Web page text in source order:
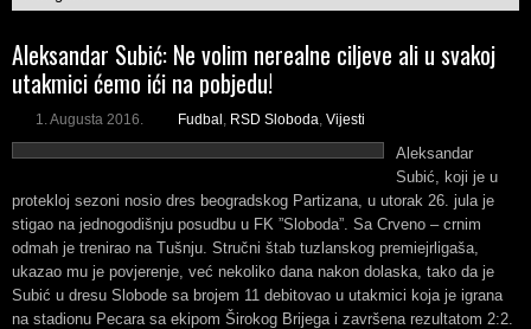
Aleksandar Subić: Ne volim nerealne ciljeve ali u svakoj
utakmici ćemo ići na pobjedu!
1. Augusta 2016. Fudbal , RSD Sloboda, Vijesti
Aleksandar
Subić, koji je u
protekloj sezoni nosio dres beogradskog Partizana, u utorak 26. jula je
stigao na jednogodišnju posudbu u FK ”Sloboda”. Sa Crveno – crnim
odmah je trenirao na Tušnju. Stručni štab tuzlanskog premiejrligaša,
ukazao mu je povjerenje, već nekoliko dana nakon dolaska, tako da je
Subić u dresu Slobode sa brojem 11 debitovao u utakmici koja je igrana
na stadionu Pecara sa ekipom Širokog Brijega i završena rezultatom 2:2.